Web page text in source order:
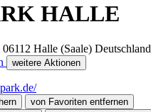
HALLE
06112 Halle (Saale) Deutschland
weitere Aktionen
von Favoriten entfernen